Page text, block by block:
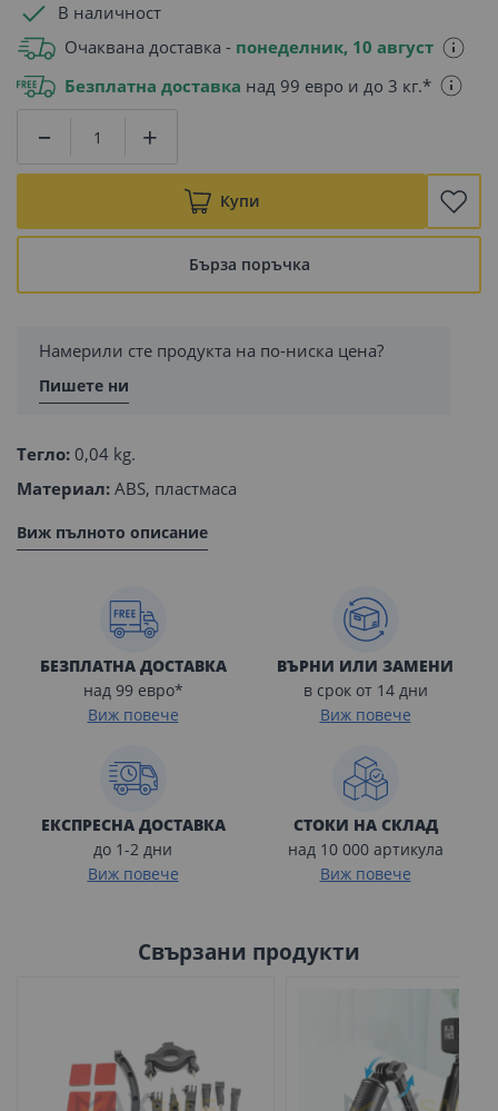
В наличност
Очаквана доставка - понеделник, 10 август
Безплатна доставка над 99 евро и до 3 кг.*
Купи
Бърза поръчка
Намерили сте продукта на по-ниска цена?
Пишете ни
Тегло: 0,04 kg.
Материал: ABS, пластмаса
Виж пълното описание
БЕЗПЛАТНА ДОСТАВКА
над 99 евро*
Виж повече
ВЪРНИ ИЛИ ЗАМЕНИ
в срок от 14 дни
Виж повече
ЕКСПРЕСНА ДОСТАВКА
до 1-2 дни
Виж повече
СТОКИ НА СКЛАД
над 10 000 артикула
Виж повече
Свързани продукти